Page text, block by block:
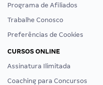
Programa de Afiliados
Trabalhe Conosco
Preferências de Cookies
CURSOS ONLINE
Assinatura Ilimitada
Coaching para Concursos